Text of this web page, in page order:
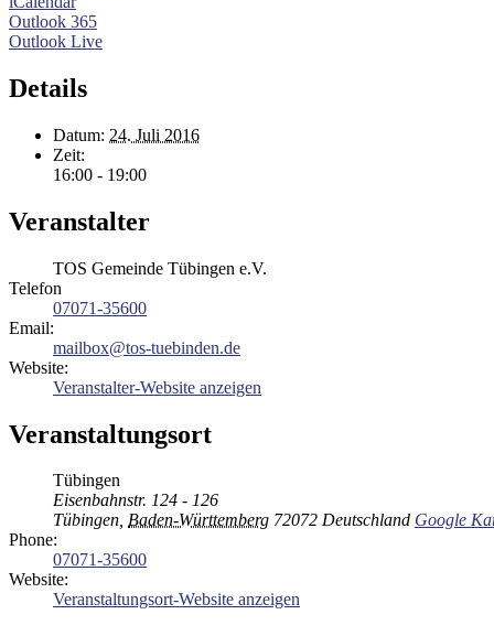
Outlook 365
Outlook Live
Details
Datum: 24. Juli 2016
Zeit:
16:00 - 19:00
Veranstalter
TOS Gemeinde Tübingen e.V.
Telefon
07071-35600
Email:
mailbox@tos-tuebinden.de
Website:
Veranstalter-Website anzeigen
Veranstaltungsort
Tübingen
Eisenbahnstr. 124 - 126
Tübingen, Baden-Württemberg 72072 Deutschland Google
Phone:
07071-35600
Website:
Veranstaltungsort-Website anzeigen